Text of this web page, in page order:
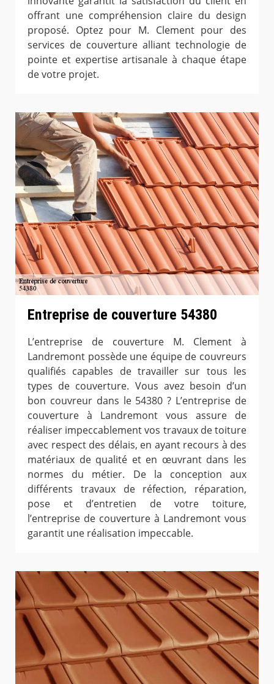
offrant une compréhension claire du design
proposé. Optez pour M. Clement pour des
services de couverture alliant technologie de
pointe et expertise artisanale à chaque étape
de votre projet.
Entreprise de couverture 54380
L’entreprise de couverture M. Clement à
Landremont possède une équipe de couvreurs
qualifiés capables de travailler sur tous les
types de couverture. Vous avez besoin d’un
bon couvreur dans le 54380 ? L’entreprise de
couverture à Landremont vous assure de
réaliser impeccablement vos travaux de toiture
avec respect des délais, en ayant recours à des
matériaux de qualité et en œuvrant dans les
normes du métier. De la conception aux
différents travaux de réfection, réparation,
pose et d’entretien de votre toiture,
l’entreprise de couverture à Landremont vous
garantit une réalisation impeccable.